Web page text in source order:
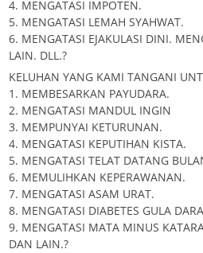
4. MENGATASI IMPOTEN.
5. MENGATASI LEMAH SYAHWAT.
6. MENGATASI EJAKULASI DINI.
LAIN. DLL.?
KELUHAN YANG KAMI TANGANI
1. MEMBESARKAN PAYUDARA.
2. MENGATASI MANDUL INGIN
3. MEMPUNYAI KETURUNAN.
4. MENGATASI KEPUTIHAN KISTA.
5. MENGATASI TELAT DATANG
6. MEMULIHKAN KEPERAWANAN.
7. MENGATASI ASAM URAT.
8. MENGATASI DIABETES GULA
9. MENGATASI MATA MINUS
DAN LAIN.?